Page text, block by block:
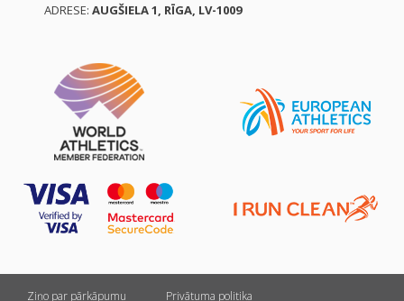
ADRESE: AUGŠIELA 1, RĪGA, LV-1009
Ziņo par pārkāpumu Privātuma politika